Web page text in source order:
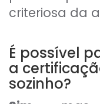
criteriosa da
É possível
a
sozinho?